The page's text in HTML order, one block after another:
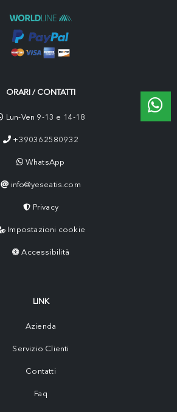
ORARI / CONTATTI
Lun-Ven 9-13 e 14-18
+390362580932
WhatsApp
info@yeseatis.com
Privacy
Impostazioni cookie
Accessibilità
LINK
Azienda
Servizio Clienti
Contatti
Faq